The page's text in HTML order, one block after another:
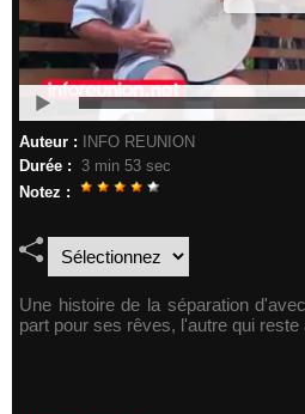
Auteur :
INFO REUNION
Durée :
3 min 53 sec
Notez :
Une histoire de la séparation
part pour ses rêves, l'autre qui